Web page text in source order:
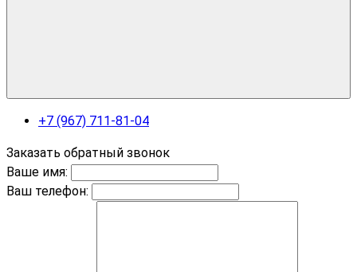
+7 (967) 711-81-04
Заказать обратный звонок
Ваше имя:
Ваш телефон: